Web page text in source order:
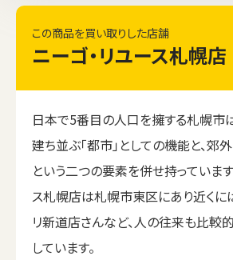
この商品を買い取りした店舗
ニーゴ・リユース札幌店
日本で5番目の人口を擁する札幌市
建ち並ぶ「都市」としての機能と、郊
という二つの要素を併せ持っています
ス札幌店は札幌市東区にあり近くに
リ新道店さんなど、人の往来も比較
しています。